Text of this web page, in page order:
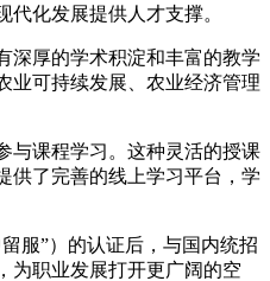
化发展提供人才支撑。
深厚的学术积淀和丰富的教学
业可持续发展、农业经济管理
与课程学习。这种灵活的授课
供了完善的线上学习平台，学
服”）的认证后，与国内统招
为职业发展打开更广阔的空